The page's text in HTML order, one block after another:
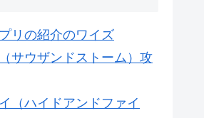
リの紹介のワイズ
サウザンドストーム）攻
（ハイドアンドファイ